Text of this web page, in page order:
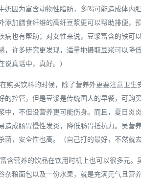
奶因为富含动物性脂肪，多喝可能造成体内
添加膳食纤维的高纤豆浆更可以帮助排便，
病也有帮助；对女性来说，豆浆富含的铁可
，许多研究更发现，适量地摄取豆浆可以降
说真话中，真好。）
购买饮料的时候，除了营养外更要注意卫
的控管，但是豆浆是传统国人的早餐，可购
中，不但没营养更可能伤身。而且，夏日炎
造成肠胃慢性发炎，降低肠胃抵抗力。吴营
菌，安全性也高。（自己打的最好，不然就
含营养的饮品在饮用时机上也可以很多元
杂粮面包以及一份水果，就是充满元气且营